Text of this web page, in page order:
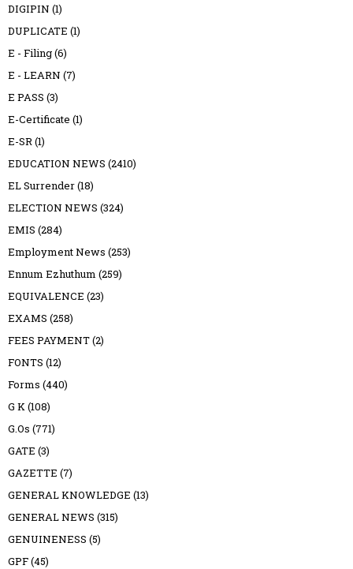
DIGIPIN (1)
DUPLICATE (1)
E - Filing(6)
E - LEARN (7)
E PASS (3)
E-Certificate (1)
E-SR(1)
EDUCATION NEWS (2410)
EL Surrender(18)
ELECTION NEWS (324)
EMIS (284)
Employment News (253)
Ennum Ezhuthum (259)
EQUIVALENCE (23)
EXAMS (258)
FEES PAYMENT(2)
FONTS (12)
Forms (440)
G K(108)
G.Os (771)
GATE (3)
GAZETTE (7)
GENERAL KNOWLEDGE (13)
GENERAL NEWS (315)
GENUINENESS (5)
GPF(45)